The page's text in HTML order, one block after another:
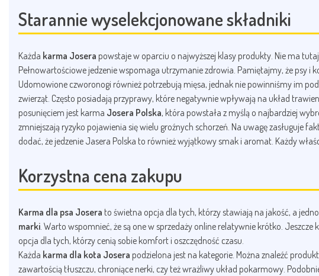
Starannie wyselekcjonowane składniki
Każda karma Josera powstaje w oparciu o najwyższej klasy produkty. Nie ma
Pełnowartościowe jedzenie wspomaga utrzymanie zdrowia. Pamiętajmy, że psy
Udomowione czworonogi również potrzebują mięsa, jednak nie powinniśmy im
zwierząt. Często posiadają przyprawy, które negatywnie wpływają na układ
posunięciem jest karma Josera Polska, która powstała z myślą o najbardziej
zmniejszają ryzyko pojawienia się wielu groźnych schorzeń. Na uwagę zasługuje
dodać, że jedzenie Jasera Polska to również wyjątkowy smak i aromat. Każdy
Korzystna cena zakupu
Karma dla psa Josera to świetna opcja dla tych, którzy stawiają na jakość, a
marki. Warto wspomnieć, że są one w sprzedaży online relatywnie krótko.
opcja dla tych, którzy cenią sobie komfort i oszczędność czasu.
Każda karma dla kota Josera podzielona jest na kategorie. Można znaleźć
zawartością tłuszczu, chroniące nerki, czy też wrażliwy układ pokarmowy.